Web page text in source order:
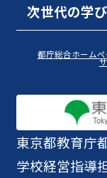
東京都教育庁
学校経営指導
次世代の学
都庁総合ホーム